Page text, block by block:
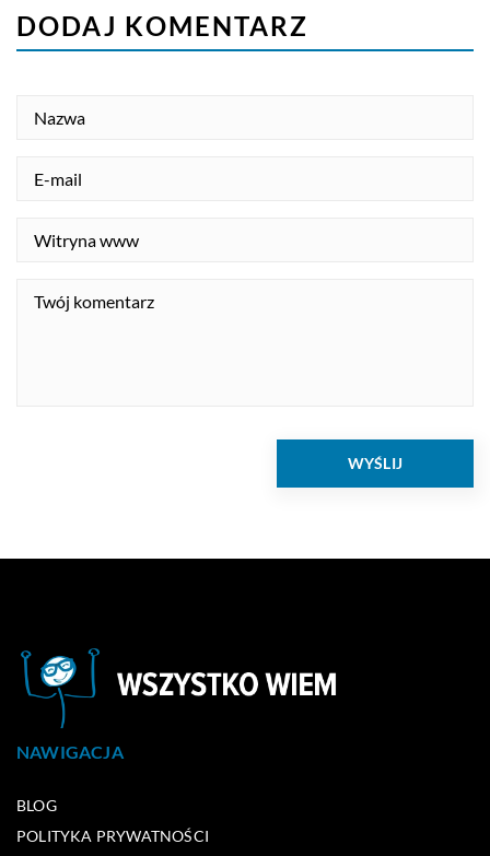
DODAJ KOMENTARZ
NAWIGACJA
BLOG
POLITYKA PRYWATNOŚCI